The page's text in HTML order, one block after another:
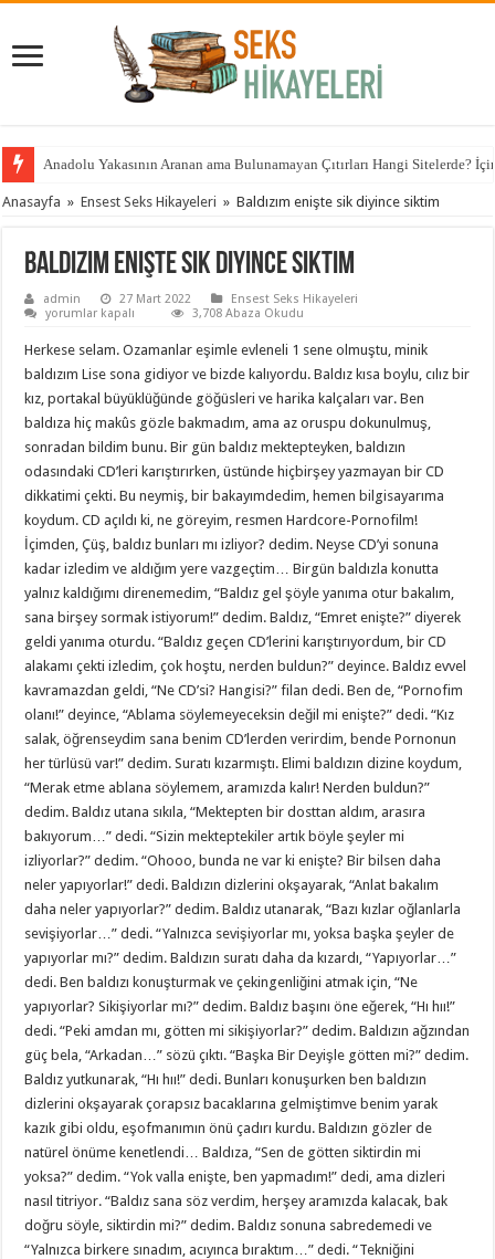
Anadolu Yakasının Aranan ama Bulunamayan Çıtırları Hangi Sitelerde?
Anasayfa » Ensest Seks Hikayeleri » Baldızım enişte sik diyince siktim
Baldızım enişte sik diyince siktim
admin 27 Mart 2022
Ensest Seks Hikayeleri
Baldızım
sik
diyince
siktim
için
yorumlar kapalı 3,708 Abaza Okudu
Herkese selam. Ozamanlar eşimle evleneli 1 sene olmuştu, minik
baldızım Lise sona gidiyor ve bizde kalıyordu. Baldız kısa boylu, cılız bir
kız, portakal büyüklüğünde göğüsleri ve harika kalçaları var. Ben
baldıza hiç makûs gözle bakmadım, ama az oruspu dokunulmuş,
sonradan bildim bunu. Bir gün baldız mektepteyken, baldızın
odasındaki CD’leri karıştırırken, üstünde hiçbirşey yazmayan bir CD
dikkatimi çekti. Bu neymiş, bir bakayımdedim, hemen bilgisayarıma
koydum. CD açıldı ki, ne göreyim, resmen Hardcore-Pornofilm!
İçimden, Çüş, baldız bunları mı izliyor? dedim. Neyse CD’yi sonuna
kadar izledim ve aldığım yere vazgeçtim… Birgün baldızla konutta
yalnız kaldığımı direnemedim, “Baldız gel şöyle yanıma otur bakalım,
sana birşey sormak istiyorum!” dedim. Baldız, “Emret enişte?” diyerek
geldi yanıma oturdu. “Baldız geçen CD’lerini karıştırıyordum, bir CD
alakamı çekti izledim, çok hoştu, nerden buldun?” deyince. Baldız evvel
kavramazdan geldi, “Ne CD’si? Hangisi?” filan dedi. Ben de, “Pornofim
olanı!” deyince, “Ablama söylemeyeceksin değil mi enişte?” dedi. “Kız
salak, öğrenseydim sana benim CD’lerden verirdim, bende Pornonun
her türlüsü var!” dedim. Suratı kızarmıştı. Elimi baldızın dizine koydum,
“Merak etme ablana söylemem, aramızda kalır! Nerden buldun?”
dedim. Baldız utana sıkıla, “Mektepten bir dosttan aldım, arasıra
bakıyorum…” dedi. “Sizin mekteptekiler artık böyle şeyler mi
izliyorlar?” dedim. “Ohooo, bunda ne var ki enişte? Bir bilsen daha
neler yapıyorlar!” dedi. Baldızın dizlerini okşayarak, “Anlat bakalım
daha neler yapıyorlar?” dedim. Baldız utanarak, “Bazı kızlar oğlanlarla
sevişiyorlar…” dedi. “Yalnızca sevişiyorlar mı, yoksa başka şeyler de
yapıyorlar mı?” dedim. Baldızın suratı daha da kızardı, “Yapıyorlar…”
dedi. Ben baldızı konuşturmak ve çekingenliğini atmak için, “Ne
yapıyorlar? Sikişiyorlar mı?” dedim. Baldız başını öne eğerek, “Hı hıı!”
dedi. “Peki amdan mı, götten mi sikişiyorlar?” dedim. Baldızın ağzından
güç bela, “Arkadan…” sözü çıktı. “Başka Bir Deyişle götten mi?” dedim.
Baldız yutkunarak, “Hı hıı!” dedi. Bunları konuşurken ben baldızın
dizlerini okşayarak çorapsız bacaklarına gelmiştimve benim yarak
kazık gibi oldu, eşofmanımın önü çadırı kurdu. Baldızın gözler de
natürel önüme kenetlendi… Baldıza, “Sen de götten siktirdin mi
yoksa?” dedim. “Yok valla enişte, ben yapmadım!” dedi, ama dizleri
nasıl titriyor. “Baldız sana söz verdim, herşey aramızda kalacak, bak
doğru söyle, siktirdin mi?” dedim. Baldız sonuna sabredemedi ve
“Yalnızca birkere sınadım, acıyınca bıraktım…” dedi. “Tekniğini